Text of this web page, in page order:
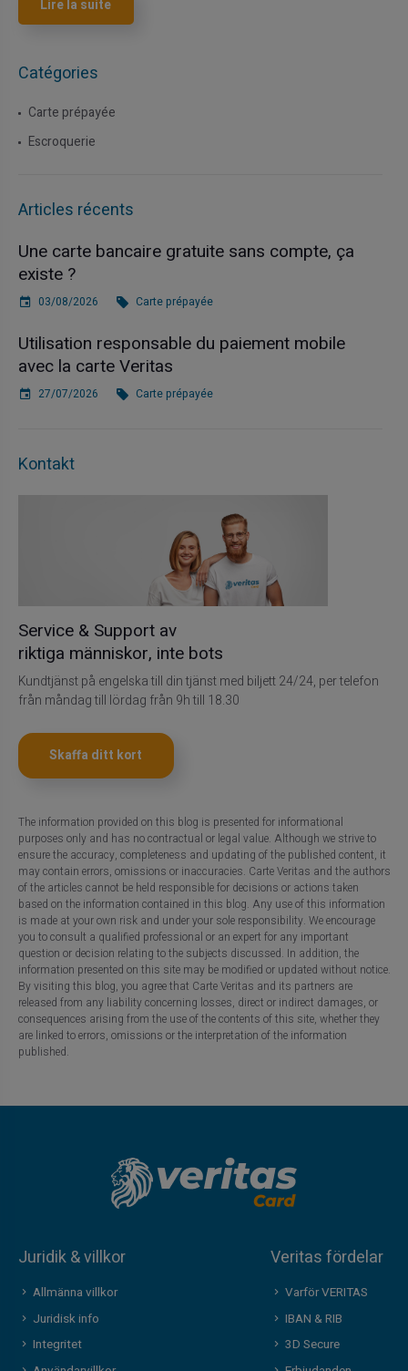
Lire la suite
Catégories
Carte prépayée
Escroquerie
Articles récents
Une carte bancaire gratuite sans compte, ça
existe ?
03/08/2026 Carte prépayée
Utilisation responsable du paiement mobile
avec la carte Veritas
27/07/2026 Carte prépayée
Kontakt
Service & Support av
riktiga människor, inte bots
Kundtjänst på engelska till din tjänst med biljett 24/24, per telefon
från måndag till lördag från 9h till 18.30
Skaffa ditt kort
The information provided on this blog is presented for informational
purposes only and has no contractual or legal value. Although we strive to
ensure the accuracy, completeness and updating of the published content, it
may contain errors, omissions or inaccuracies. Carte Veritas and the authors
of the articles cannot be held responsible for decisions or actions taken
based on the information contained in this blog. Any use of this information
is made at your own risk and under your sole responsibility. We encourage
you to consult a qualified professional or an expert for any important
question or decision relating to the subjects discussed. In addition, the
information presented on this site may be modified or updated without notice.
By visiting this blog, you agree that Carte Veritas and its partners are
released from any liability concerning losses, direct or indirect damages, or
consequences arising from the use of the contents of this site, whether they
are linked to errors, omissions or the interpretation of the information
published.
Juridik & villkor
Allmänna villkor
Juridisk info
Integritet
Veritas fördelar
Varför VERITAS
IBAN & RIB
3D Secure